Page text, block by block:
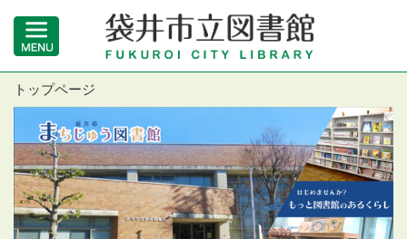
トップページ